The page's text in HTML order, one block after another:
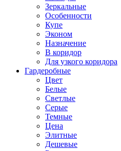
Зеркальные
Особенности
Купе
Эконом
Назначение
В коридор
Для узкого коридора
Гардеробные
Цвет
Белые
Светлые
Серые
Темные
Цена
Элитные
Дешевые